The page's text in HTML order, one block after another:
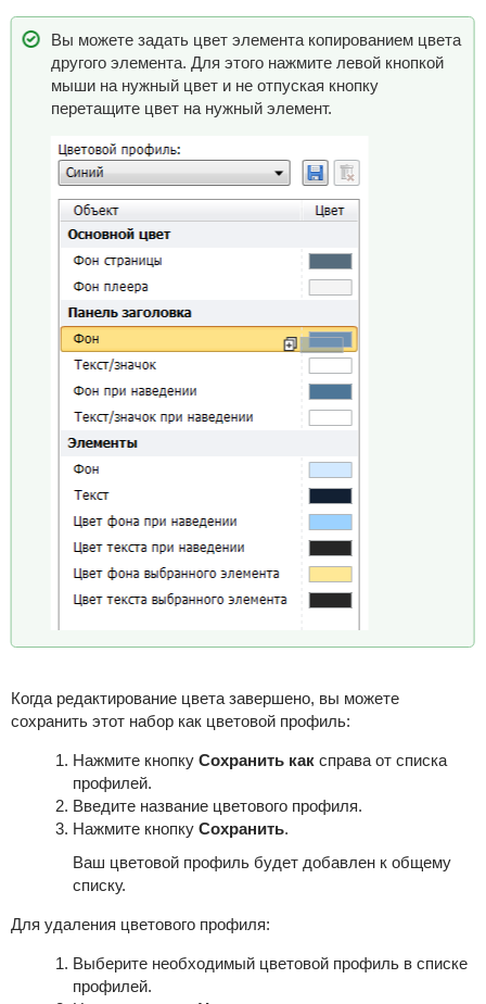
Вы можете задать цвет элемента копированием цвета
другого элемента. Для этого нажмите левой кнопкой
мыши на нужный цвет и не отпуская кнопку
перетащите цвет на нужный элемент.
Когда редактирование цвета завершено, вы можете
сохранить этот набор как цветовой профиль:
Нажмите кнопку Сохранить каксправа от списка
профилей.
Введите название цветового профиля.
Нажмите кнопку Сохранить.
Ваш цветовой профиль будет добавлен к общему
списку.
Для удаления цветового профиля:
Выберите необходимый цветовой профиль в списке
профилей.